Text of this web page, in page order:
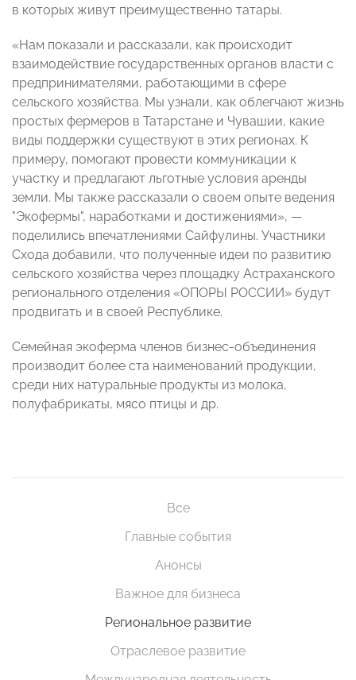
в которых живут преимущественно татары.
«Нам показали и рассказали, как происходит
взаимодействие государственных органов власти с
предпринимателями, работающими в сфере
сельского хозяйства. Мы узнали, как облегчают жизнь
простых фермеров в Татарстане и Чувашии, какие
виды поддержки существуют в этих регионах. К
примеру, помогают провести коммуникации к
участку и предлагают льготные условия аренды
земли. Мы также рассказали о своем опыте ведения
"Экофермы", наработками и достижениями», —
поделились впечатлениями Сайфулины. Участники
Схода добавили, что полученные идеи по развитию
сельского хозяйства через площадку Астраханского
регионального отделения «ОПОРЫ РОССИИ» будут
продвигать и в своей Республике.
Семейная экоферма членов бизнес-объединения
производит более ста наименований продукции,
среди них натуральные продукты из молока,
полуфабрикаты, мясо птицы и др.
Все
Главные события
Анонсы
Важное для бизнеса
Региональное развитие
Отраслевое развитие